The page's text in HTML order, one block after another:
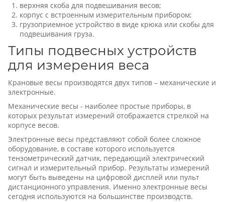
верхняя скоба для подвешивания весов;
корпус с встроенным измерительным прибором;
грузоприемное устройство в виде крюка или скобы для
подвешивания груза.
Типы подвесных устройств
для измерения веса
Крановые весы производятся двух типов – механические и
электронные.
Механические весы - наиболее простые приборы, в
которых результат измерений отображается стрелкой на
корпусе весов.
Электронные весы представляют собой более сложное
оборудование, в составе которого используется
тензометрический датчик, передающий электрический
сигнал и измерительный прибор. Результаты измерений
могут быть выведены на цифровой дисплей или пульт
дистанционного управления. Именно электронные весы
сегодня используются на большинстве производств.